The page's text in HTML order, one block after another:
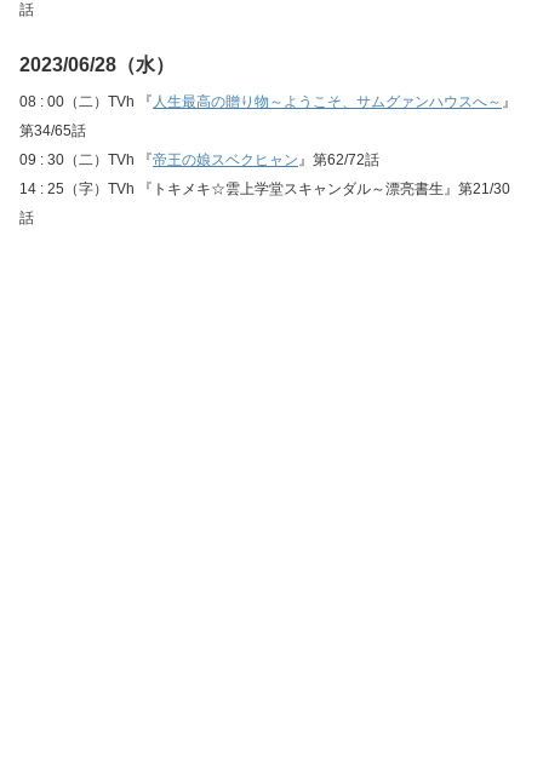
話
2023/06/28（水）
08 : 00（二）TVh 『 人生最高の贈り物～ようこそ、サムグァンハウスへ～ 』
第34/65話
09 : 30（二）TVh 『帝王の娘スベクヒャン』第62/72話
14 : 25（字）TVh 『トキメキ☆雲上学堂スキャンダル～漂亮書生』第21/30
話